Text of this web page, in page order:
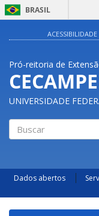
BRASIL
ACESSIBILIDADE
Pró-reitoria de
UNIVERSIDADE
Dados abertos